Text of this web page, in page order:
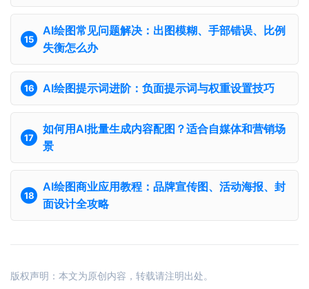
AI绘图常见问题解决：出图模糊、手部错误、比例
失衡怎么办
AI绘图提示词进阶：负面提示词与权重设置技巧
如何用AI批量生成内容配图？适合自媒体和营销场
景
AI绘图商业应用教程：品牌宣传图、活动海报、封
面设计全攻略
版权声明：本文为原创内容，转载请注明出处。